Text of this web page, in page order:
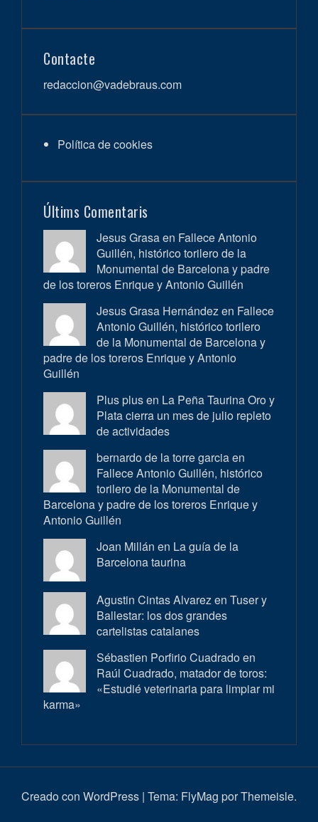
Contacte
redaccion@vadebraus.com
Política de cookies
Últims Comentaris
Jesus Grasa en Fallece Antonio
Guillén, histórico torilero de la
Monumental de Barcelona y padre
de los toreros Enrique y Antonio Guillén
Jesus Grasa Hernández en Fallece
Antonio Guillén, histórico torilero
de la Monumental de Barcelona y
padre de los toreros Enrique y Antonio
Guillén
Plus plus en La Peña Taurina Oro y
Plata cierra un mes de julio repleto
de actividades
bernardo de la torre garcia en
Fallece Antonio Guillén, histórico
torilero de la Monumental de
Barcelona y padre de los toreros Enrique y
Antonio Guillén
Joan Millán en La guía de la
Barcelona taurina
Agustin Cintas Alvarez en Tuser y
Ballestar: los dos grandes
cartelistas catalanes
Sébastien Porfirio Cuadrado en
Raúl Cuadrado, matador de toros:
«Estudié veterinaria para limpiar mi
karma»
Creado con WordPress | Tema: FlyMag por Themeisle.